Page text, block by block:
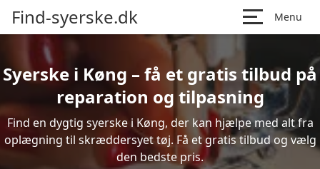
Find-syerske.dk Menu
Syerske i Køng – få et gratis tilbud på
reparation og tilpasning
Find en dygtig syerske i Køng, der kan hjælpe med alt fra
oplægning til skræddersyet tøj. Få et gratis tilbud og vælg
den bedste pris.